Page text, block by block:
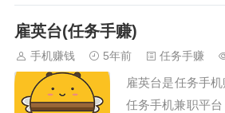
APP注册登陆，
两元即可提现，秒
发布您的需求，由
寻人帮，找众禾
能手吧!…
雇英台(任务手赚)
手机赚钱 5年前 任务手赚
雇英台是任务手
任务手机兼职平